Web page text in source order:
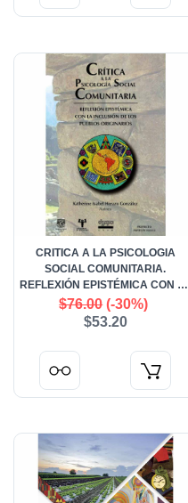
CRITICA A LA PSICOLOGIA
SOCIAL COMUNITARIA.
REFLEXIÓN EPISTÉMICA CON LA
INCLUSIÓN DE LOS PUEBLOS
ORIGINARIOS
$76.00(-30%)
$53.20